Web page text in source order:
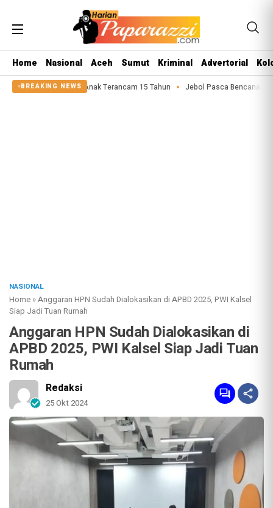
Home Nasional Aceh Sumut Kriminal Advertorial
BREAKING NEWS
Asusila Anak Terancam 15 Tahun Jebol Pasca Bencana 2025, Tanggul
NASIONAL
Home »Anggaran HPN Sudah Dialokasikan di APBD 2025, PWI Kalsel
Siap Jadi Tuan Rumah
Anggaran HPN Sudah Dialokasikan di
APBD 2025, PWI Kalsel Siap Jadi Tuan
Rumah
Redaksi
25 Okt 2024